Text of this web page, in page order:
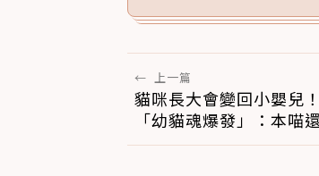
← 上一篇
貓咪長大會變回小嬰兒
「幼貓魂爆發」：本喵